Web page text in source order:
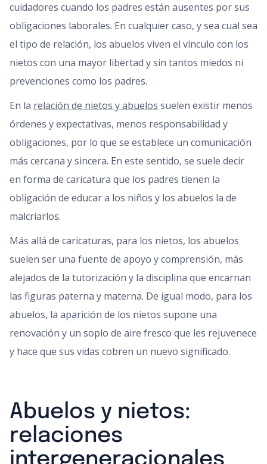
cuidadores cuando los padres están ausentes por sus
obligaciones laborales. En cualquier caso, y sea cual sea
el tipo de relación, los abuelos viven el vínculo con los
nietos con una mayor libertad y sin tantos miedos ni
prevenciones como los padres.
En la relación de nietos y abuelos suelen existir menos
órdenes y expectativas, menos responsabilidad y
obligaciones, por lo que se establece un comunicación
más cercana y sincera. En este sentido, se suele decir
en forma de caricatura que los padres tienen la
obligación de educar a los niños y los abuelos la de
malcriarlos.
Más allá de caricaturas, para los nietos, los abuelos
suelen ser una fuente de apoyo y comprensión, más
alejados de la tutorización y la disciplina que encarnan
las figuras paterna y materna. De igual modo, para los
abuelos, la aparición de los nietos supone una
renovación y un soplo de aire fresco que les rejuvenece
y hace que sus vidas cobren un nuevo significado.
Abuelos y nietos:
relaciones